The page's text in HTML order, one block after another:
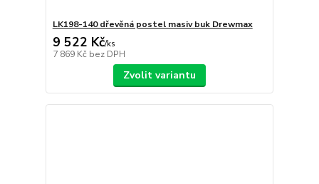
LK198-140 dřevěná postel masiv buk Drewmax
9 522 Kč/ks
7 869 Kč bez DPH
Zvolit variantu